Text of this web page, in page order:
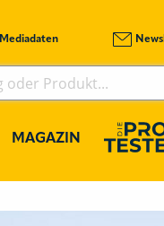
Mediadaten
MAGAZIN